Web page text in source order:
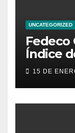
UNCATEGORIZED
Fedeco
Índice
15 DE